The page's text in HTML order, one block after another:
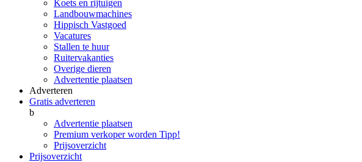
Koets en rijtuigen
Landbouwmachines
Hippisch Vastgoed
Vacatures
Stallen te huur
Ruitervakanties
Overige dieren
Advertentie plaatsen
Adverteren
Gratis adverteren
b
Advertentie plaatsen
Premium verkoper worden Tipp!
Prijsoverzicht
Prijsoverzicht